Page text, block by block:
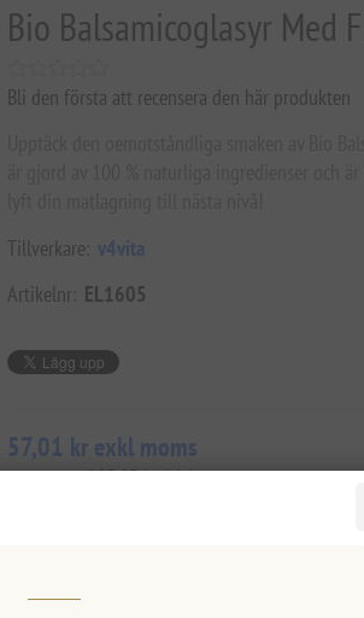
Bio Balsamicoglasyr Med
Bli den första att recensera den här produkten
Tillverkare: v4vita
Artikelnr: EL1605
57,01 kr exkl moms
motsvarar 285,05 kr / 1 lt
Lägsta pris under de senaste 30 dagarna: